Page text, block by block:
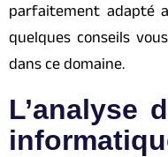
parfaitement adapté
quelques conseils
dans ce domaine.
L’analyse